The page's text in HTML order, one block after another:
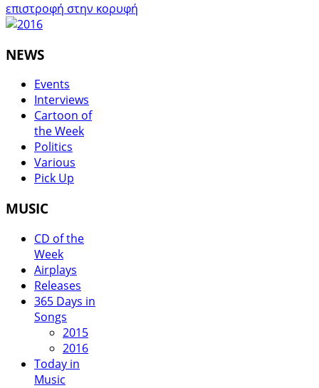
επιστροφή στην κορυφή
NEWS
Events
Interviews
Cartoon of
the Week
Politics
Various
Pick Up
MUSIC
CD of the
Week
Airplays
Releases
365 Days in
Songs
2015
2016
Today in
Music